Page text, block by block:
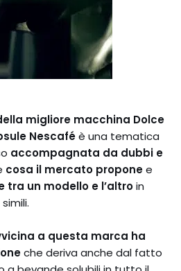
migliore macchina Dolce
Nescaféè una tematica
accompagnata da dubbi e
cosa il mercato proponee
tra un modello e l’altroin
a questa marca ha
che deriva anche dal fatto